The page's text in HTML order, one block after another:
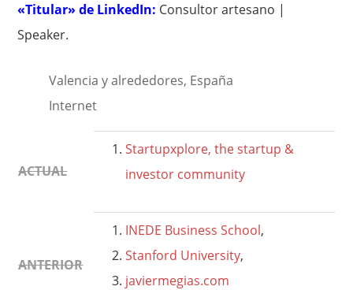
«Titular» de LinkedIn: Consultor artesano |
Speaker.
Valencia y alrededores, España
Internet
ACTUAL
Startupxplore, the startup &
investor community
ANTERIOR
INEDE Business School,
Stanford University,
javiermegias.com